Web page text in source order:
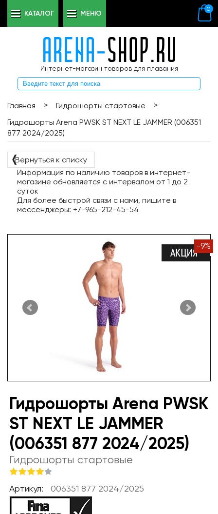
Интернет-магазин товаров для плавания
0
КАТАЛОГ МЕНЮ
Главная > Гидрошорты стартовые
>
Гидрошорты Arena PWSK ST NEXT LE JAMMER (006351
877 2024/2025)
❬Вернуться к списку
Информация по наличию товаров в интернет-
магазине обновляется с интервалом от 1 до 2
суток
Для более быстрой связи с нами, пишите в
мессенджеры: +7-965-212-45-54
-9%
Гидрошорты Arena PWSK
ST NEXT LE JAMMER
(006351 877 2024/2025)
Гидрошорты стартовые
Артикул: 006351 877 2024/2025